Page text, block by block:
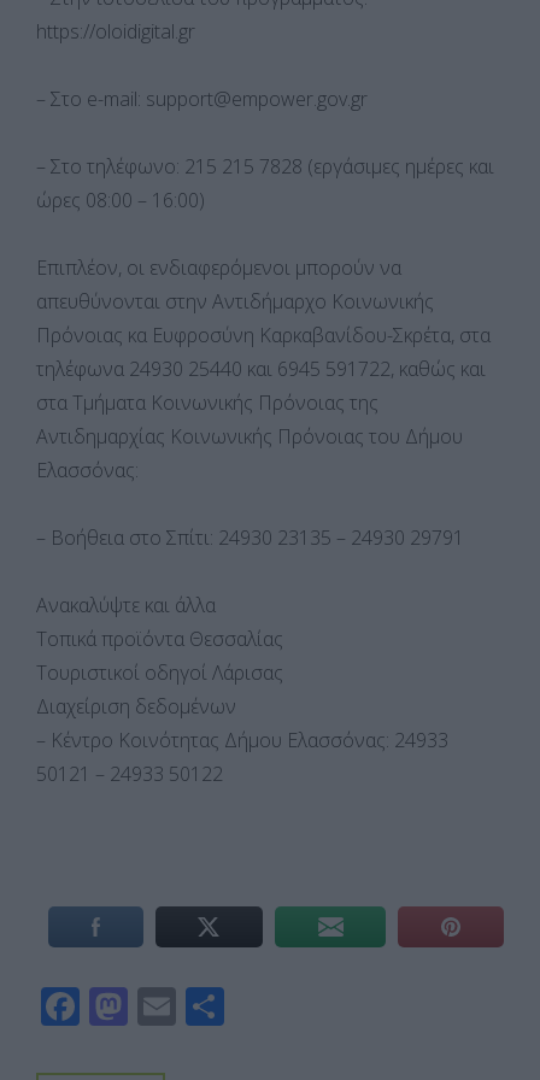
https://oloidigital.gr
– Στο e-mail: support@empower.gov.gr
– Στο τηλέφωνο: 215 215 7828 (εργάσιμες ημέρες και
ώρες 08:00 – 16:00)
Επιπλέον, οι ενδιαφερόμενοι μπορούν να
απευθύνονται στην Αντιδήμαρχο Κοινωνικής
Πρόνοιας κα Ευφροσύνη Καρκαβανίδου-Σκρέτα, στα
τηλέφωνα 24930 25440 και 6945 591722, καθώς και
στα Τμήματα Κοινωνικής Πρόνοιας της
Αντιδημαρχίας Κοινωνικής Πρόνοιας του Δήμου
Ελασσόνας:
– Βοήθεια στο Σπίτι: 24930 23135 – 24930 29791
Ανακαλύψτε και άλλα
Τοπικά προϊόντα Θεσσαλίας
Τουριστικοί οδηγοί Λάρισας
Διαχείριση δεδομένων
– Κέντρο Κοινότητας Δήμου Ελασσόνας: 24933
50121 – 24933 50122
F M E